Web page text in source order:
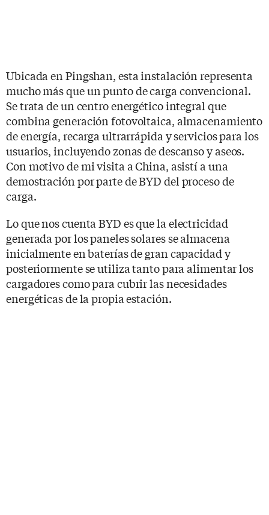
Ubicada en Pingshan, esta instalación representa
mucho más que un punto de carga convencional.
Se trata de un centro energético integral que
combina generación fotovoltaica, almacenamiento
de energía, recarga ultrarrápida y servicios para los
usuarios, incluyendo zonas de descanso y aseos.
Con motivo de mi visita a China, asistí a una
demostración por parte de BYD del proceso de
carga.
Lo que nos cuenta BYD es que la electricidad
generada por los paneles solares se almacena
inicialmente en baterías de gran capacidad y
posteriormente se utiliza tanto para alimentar los
cargadores como para cubrir las necesidades
energéticas de la propia estación.